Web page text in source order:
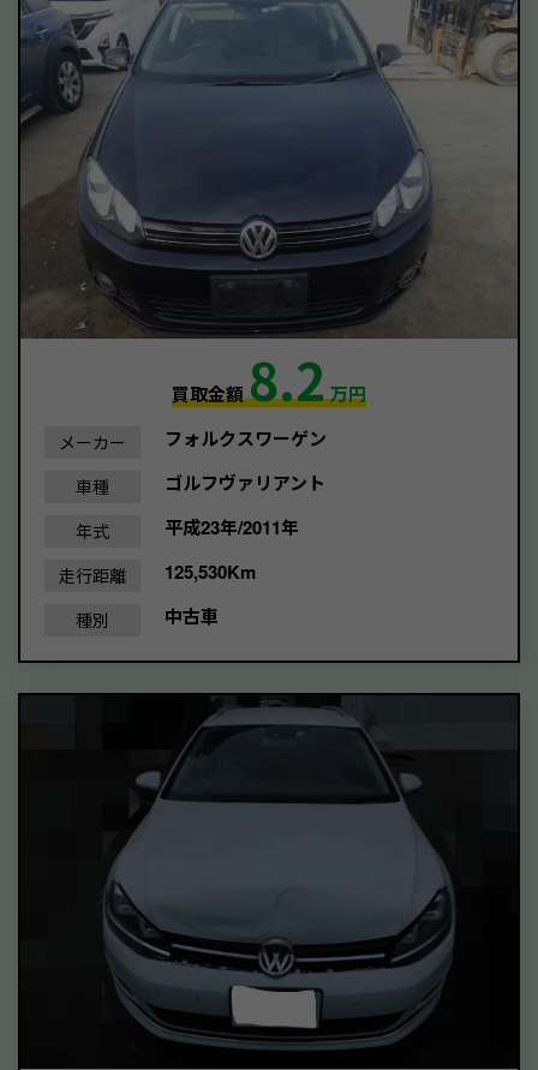
買取金額8.2万円
メーカー フォルクスワーゲン
車種 ゴルフヴァリアント
年式 平成23年/2011年
走行距離 125,530Km
種別 中古車